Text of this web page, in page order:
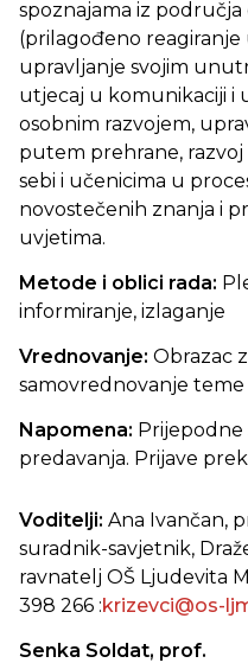
spoznajama iz područja
(prilagođeno
upravljanje svojim
utjecaj u komunikaciji i
osobnim razvojem,
putem prehrane,
sebi i učenicima u
novostečenih znanja i
uvjetima.
Metode i oblici rada:
informiranje, izlaganje
Vrednovanje: Obrazac
samovrednovanje teme
Napomena: Prijepodne
predavanja. Prijave
Voditelji: Ana Ivančan,
suradnik-savjetnik,
ravnatelj OŠ Ljudevita
398 266 :krizevci@os-
Senka Soldat, prof.